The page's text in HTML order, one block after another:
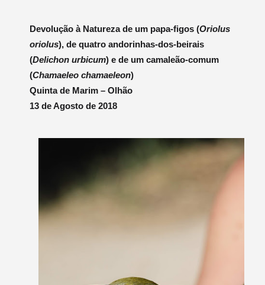
Devolução à Natureza de um papa-figos (Oriolus
oriolus), de quatro andorinhas-dos-beirais
(Delichon urbicum) e de um camaleão-comum
(Chamaeleo chamaeleon)
Quinta de Marim – Olhão
13 de Agosto de 2018